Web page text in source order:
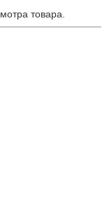
товара.